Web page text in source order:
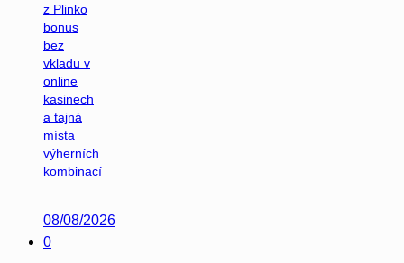
z Plinko
bonus
bez
vkladu v
online
kasinech
a tajná
místa
výherních
kombinací
08/08/2026
0